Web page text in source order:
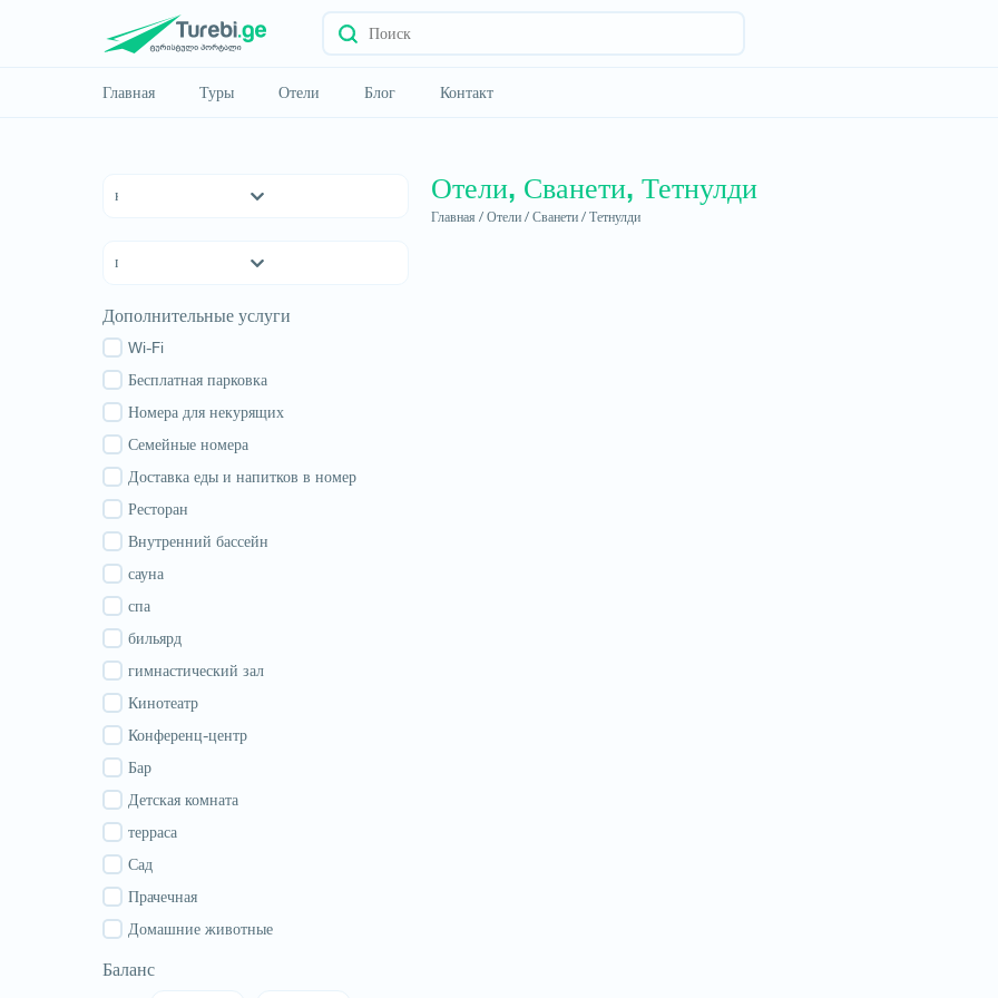
Главная Туры Отели Блог Контакт
Отели 4 *
хостелы
Семейные отели
апартаменты
Коттеджи
Кахетия
Тбилиси
Мцхета-Мтианети
Шида Картли
Самцхе-Джавахети
Имеретия
Гурия
Самегрело
Сванети
Рача
Аджария
Абхазия
Дополнительные услуги
Wi-Fi
Бесплатная парковка
Номера для некурящих
Семейные номера
Доставка еды и напитков в номер
Ресторан
Внутренний бассейн
сауна
спа
бильярд
гимнастический зал
Кинотеатр
Конференц-центр
Бар
Детская комната
терраса
Сад
Прачечная
Домашние животные
Баланс
Отели, Сванети, Тетнулди
Главная / Отели / Сванети / Тетнулди